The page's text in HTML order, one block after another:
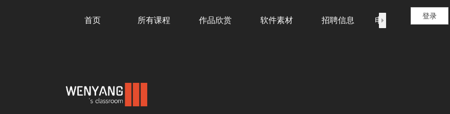
首页 所有课程 作品欣赏 软件素材 招聘信息 电脑设备销售
登录